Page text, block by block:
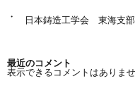
日本鋳造工学会 東海支
最近のコメント
表示できるコメントはありませ